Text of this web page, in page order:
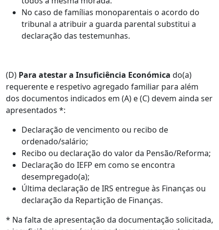
No caso de famílias monoparentais o acordo do
tribunal a atribuir a guarda parental substitui a
declaração das testemunhas.
(D) Para atestar a Insuficiência Económica do(a)
requerente e respetivo agregado familiar para além
dos documentos indicados em (A) e (C) devem ainda ser
apresentados *:
Declaração de vencimento ou recibo de
ordenado/salário;
Recibo ou declaração do valor da Pensão/Reforma;
Declaração do IEFP em como se encontra
desempregado(a);
Última declaração de IRS entregue às Finanças ou
declaração da Repartição de Finanças.
* Na falta de apresentação da documentação solicitada,